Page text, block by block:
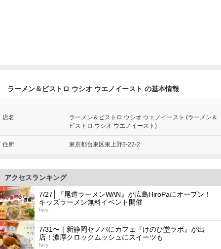
ラーメン＆ビストロ ウシオ ウエノイースト の基本情報
店名
ラーメン＆ビストロ ウシオ ウエノイースト (ラーメン＆
ビストロ ウシオ ウエノイースト)
住所 東京都台東区東上野3-22-2
アクセスランキング
1
7/27│『尾道ラーメンWAN』が広島HiroPaにオープン！
キッズラーメン無料イベント開催
favy
2
7/31〜｜新静岡セノバにカフェ『けのひ堂ラボ』が出
店！濃厚クロックムッシュにスイーツも
favy